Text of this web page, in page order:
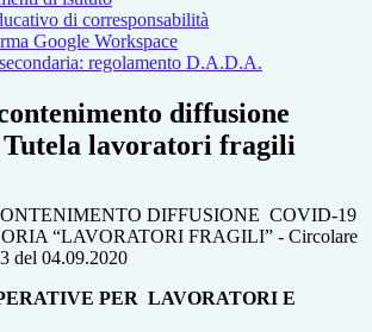
di corresponsabilità
Google Workspace
regolamento D.A.D.A.
diffusione
lavoratori fragili
DIFFUSIONE COVID-19
“LAVORATORI FRAGILI” - Circolare
del 04.09.2020
PER LAVORATORI E